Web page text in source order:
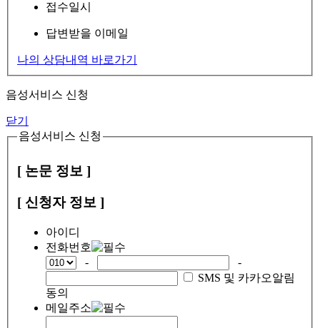
접수일시
답변받을 이메일
나의 상담내역 바로가기
음성서비스 신청
닫기
음성서비스 신청
[ 논문 정보 ]
[ 신청자 정보 ]
아이디
전화번호
-
-
SMS 및 카카오알림
동의
메일주소